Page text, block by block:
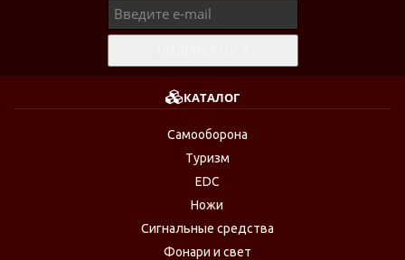
КАТАЛОГ
Самооборона
Туризм
EDC
Ножи
Сигнальные средства
Фонари и свет